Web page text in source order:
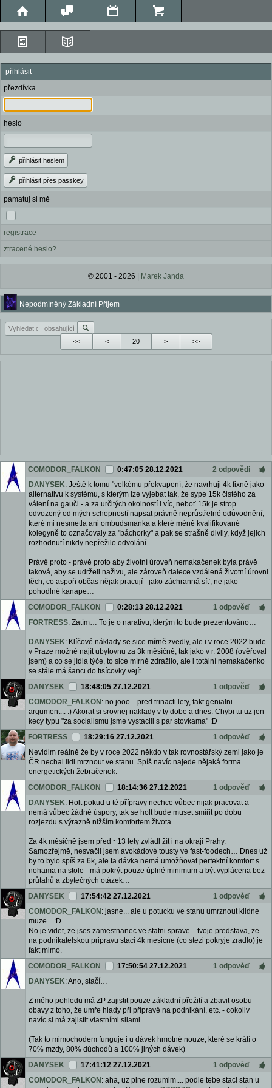
přihlásit
přezdívka
heslo
přihlásit heslem
přihlásit přes passkey
pamatuj si mě
registrace
ztracené heslo?
© 2001 - 2026 | Marek Janda
Nepodmíněný Základní Příjem
<< < > >>
COMODOR_FALKON 0:47:05 28.12.2021
2 odpovědi
DANYSEK: Ještě k tomu "velkému překvapení, že navrhuji 4k fixně jako
alternativu k systému, s kterým lze vyjebat tak, že sype 15k čistého za
válení na gauči - a za určitých okolností i víc, neboť 15k je strop
odvozený od mých schopností napsat právně neprůstřelné odůvodnění,
které mi nesmetla ani ombudsmanka a které méně kvalifikované
kolegyně to označovaly za "báchorky" a pak se strašně divily, když jejich
rozhodnutí nikdy nepřežilo odvolání…
Právě proto - právě proto aby životní úroveň nemakačenek byla právě
taková, aby se udrželi naživu, ale zároveň dalece vzdálená životní úrovni
těch, co aspoň občas nějak pracují - jako záchranná síť, ne jako
pohodlné kanape…
COMODOR_FALKON
0:28:13 28.12.2021
1 odpověď
FORTRESS: Zatím… To je o narativu, kterým to bude prezentováno…
DANYSEK: Klíčové náklady se sice mírně zvedly, ale i v roce 2022 bude
v Praze možné najít ubytovnu za 3k měsíčně, tak jako v r. 2008 (ověřoval
jsem) a co se jídla týče, to sice mírně zdražilo, ale i totální nemakačenko
se stále má šanci do tisícovky vejít…
DANYSEK
18:48:05 27.12.2021
1 odpověď
COMODOR_FALKON : no jooo... pred trinacti lety, fakt genialni
argument... :) Akorat si srovnej naklady v ty dobe a dnes. Chybi tu uz jen
kecy typu "za socialismu jsme vystacili s par stovkama" :D
FORTRESS
18:29:16 27.12.2021
1 odpověď
Nevidim reálně že by v roce 2022 někdo v tak rovnostářský zemi jako je
ČR nechal lidi mrznout ve stanu. Spíš navíc najede nějaká forma
energetických žebračenek.
COMODOR_FALKON
18:14:36 27.12.2021
1 odpověď
DANYSEK: Holt pokud u té přípravy nechce vůbec nijak pracovat a
nemá vůbec žádné úspory, tak se holt bude muset smířit po dobu
rozjezdu s výrazně nižším komfortem života…
Za 4k měsíčně jsem před ~13 lety zvládl žít i na okraji Prahy.
Samozřejmě, nesvačil jsem avokádové tousty ve fast-foodech… Dnes už
by to bylo spíš za 6k, ale ta dávka nemá umožňovat perfektní komfort s
nohama na stole - má pokrýt pouze úplné minimum a být vyplácena bez
průtahů a zbytečných otázek…
DANYSEK
17:54:42 27.12.2021
1 odpověď
COMODOR_FALKON : jasne... ale u potucku ve stanu umrznout klidne
muze... :D
No je videt, ze jses zamestnanec ve statni sprave... tvoje predstava, ze
na podnikatelskou pripravu staci 4k mesicne (co stezi pokryje zradlo) je
fakt mimo.
COMODOR_FALKON
17:50:54 27.12.2021
1 odpověď
DANYSEK: Ano, stačí…
Z mého pohledu má ZP zajistit pouze základní přežití a zbavit osobu
obavy z toho, že umře hlady při přípravě na podnikání, etc. - cokoliv
navíc si má zajistit vlastními silami…
(Tak to mimochodem funguje i u dávek hmotné nouze, které se krátí o
70% mzdy, 80% důchodů a 100% jiných dávek)
DANYSEK
17:41:12 27.12.2021
1 odpověď
COMODOR_FALKON : aha, uz plne rozumim.... podle tebe staci stan u